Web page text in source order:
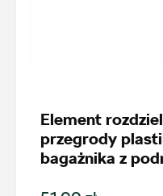
Element
przegrody
bagażnika z